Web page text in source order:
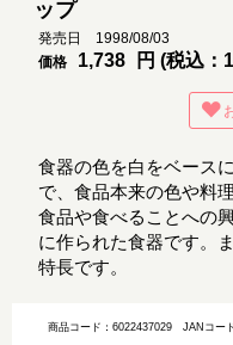
ップ
発売日 1998/08/03
価格
1,738 円 (税込：
食器の色を白をベース
で、食品本来の色や料
食品や食べることへの
に作られた食器です。
特長です。
商品コード：6022437029JANコー